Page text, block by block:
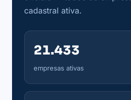
cadastral ativa.
21.433
empresas ativas